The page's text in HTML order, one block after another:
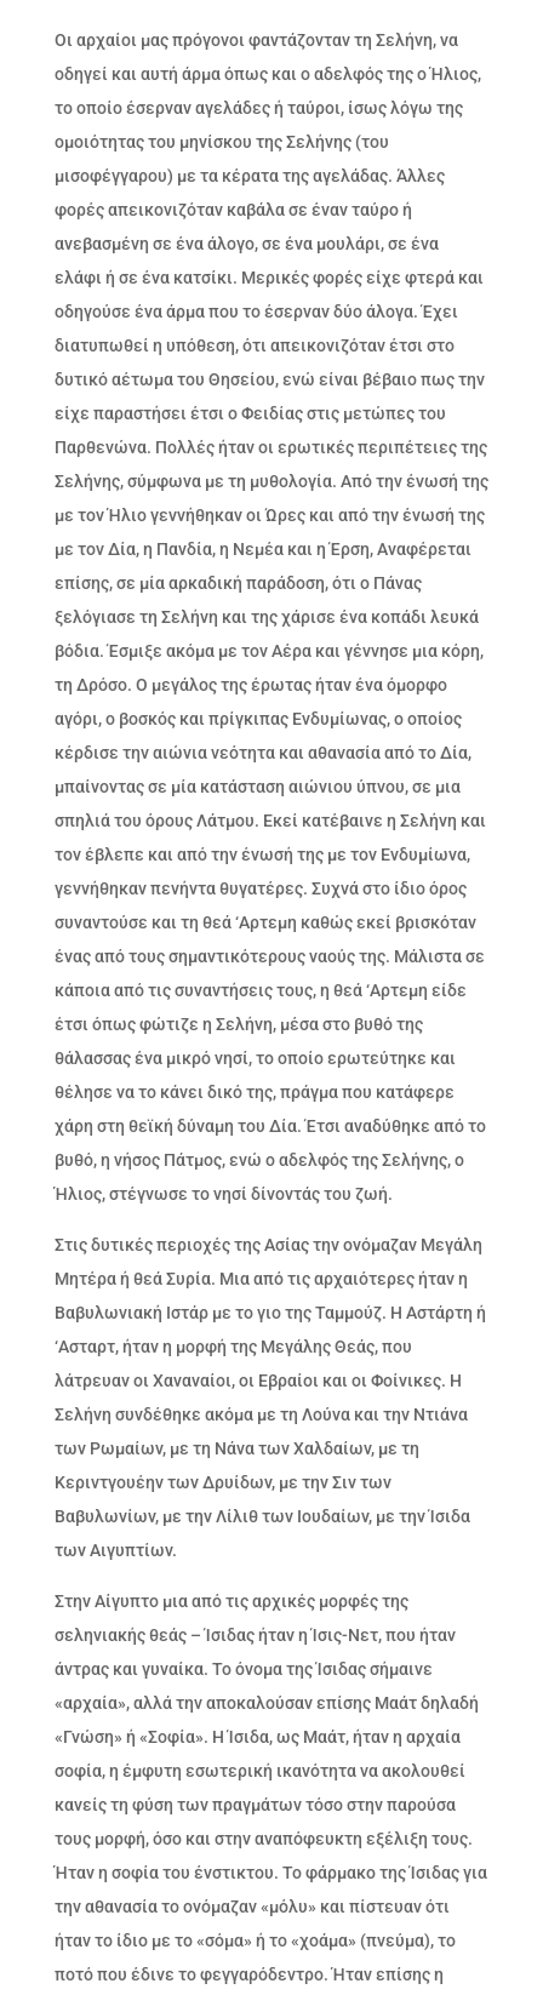
Οι αρχαίοι μας πρόγονοι φαντάζονταν τη Σελήνη, να
οδηγεί και αυτή άρμα όπως και ο αδελφός της ο Ήλιος,
το οποίο έσερναν αγελάδες ή ταύροι, ίσως λόγω της
ομοιότητας του μηνίσκου της Σελήνης (του
μισοφέγγαρου) με τα κέρατα της αγελάδας. Άλλες
φορές απεικονιζόταν καβάλα σε έναν ταύρο ή
ανεβασμένη σε ένα άλογο, σε ένα μουλάρι, σε ένα
ελάφι ή σε ένα κατσίκι. Μερικές φορές είχε φτερά και
οδηγούσε ένα άρμα που το έσερναν δύο άλογα. Έχει
διατυπωθεί η υπόθεση, ότι απεικονιζόταν έτσι στο
δυτικό αέτωμα του Θησείου, ενώ είναι βέβαιο πως την
είχε παραστήσει έτσι ο Φειδίας στις μετώπες του
Παρθενώνα. Πολλές ήταν οι ερωτικές περιπέτειες της
Σελήνης, σύμφωνα με τη μυθολογία. Από την ένωσή της
με τον Ήλιο γεννήθηκαν οι Ώρες και από την ένωσή της
με τον Δία, η Πανδία, η Νεμέα και η Έρση, Αναφέρεται
επίσης, σε μία αρκαδική παράδοση, ότι ο Πάνας
ξελόγιασε τη Σελήνη και της χάρισε ένα κοπάδι λευκά
βόδια. Έσμιξε ακόμα με τον Αέρα και γέννησε μια κόρη,
τη Δρόσο. Ο μεγάλος της έρωτας ήταν ένα όμορφο
αγόρι, ο βοσκός και πρίγκιπας Ενδυμίωνας, ο οποίος
κέρδισε την αιώνια νεότητα και αθανασία από το Δία,
μπαίνοντας σε μία κατάσταση αιώνιου ύπνου, σε μια
σπηλιά του όρους Λάτμου. Εκεί κατέβαινε η Σελήνη και
τον έβλεπε και από την ένωσή της με τον Ενδυμίωνα,
γεννήθηκαν πενήντα θυγατέρες. Συχνά στο ίδιο όρος
συναντούσε και τη θεά ‘Aρτεμη καθώς εκεί βρισκόταν
ένας από τους σημαντικότερους ναούς της. Μάλιστα σε
κάποια από τις συναντήσεις τους, η θεά ‘Aρτεμη είδε
έτσι όπως φώτιζε η Σελήνη, μέσα στο βυθό της
θάλασσας ένα μικρό νησί, το οποίο ερωτεύτηκε και
θέλησε να το κάνει δικό της, πράγμα που κατάφερε
χάρη στη θεϊκή δύναμη του Δία. Έτσι αναδύθηκε από το
βυθό, η νήσος Πάτμος, ενώ ο αδελφός της Σελήνης, ο
Ήλιος, στέγνωσε το νησί δίνοντάς του ζωή.
Στις δυτικές περιοχές της Ασίας την ονόμαζαν Μεγάλη
Μητέρα ή θεά Συρία. Μια από τις αρχαιότερες ήταν η
Βαβυλωνιακή Ιστάρ με το γιο της Ταμμούζ. Η Αστάρτη ή
‘Aσταρτ, ήταν η μορφή της Μεγάλης Θεάς, που
λάτρευαν οι Χαναναίοι, οι Εβραίοι και οι Φοίνικες. Η
Σελήνη συνδέθηκε ακόμα με τη Λούνα και την Ντιάνα
των Ρωμαίων, με τη Νάνα των Χαλδαίων, με τη
Κεριντγουέην των Δρυίδων, με την Σιν των
Βαβυλωνίων, με την Λίλιθ των Ιουδαίων, με την Ίσιδα
των Αιγυπτίων.
Στην Αίγυπτο μια από τις αρχικές μορφές της
σεληνιακής θεάς – Ίσιδας ήταν η Ίσις-Νετ, που ήταν
άντρας και γυναίκα. Το όνομα της Ίσιδας σήμαινε
«αρχαία», αλλά την αποκαλούσαν επίσης Μαάτ δηλαδή
«Γνώση» ή «Σοφία». Η Ίσιδα, ως Μαάτ, ήταν η αρχαία
σοφία, η έμφυτη εσωτερική ικανότητα να ακολουθεί
κανείς τη φύση των πραγμάτων τόσο στην παρούσα
τους μορφή, όσο και στην αναπόφευκτη εξέλιξη τους.
Ήταν η σοφία του ένστικτου. Το φάρμακο της Ίσιδας για
την αθανασία το ονόμαζαν «μόλυ» και πίστευαν ότι
ήταν το ίδιο με το «σόμα» ή το «χοάμα» (πνεύμα), το
ποτό που έδινε το φεγγαρόδεντρο. Ήταν επίσης η